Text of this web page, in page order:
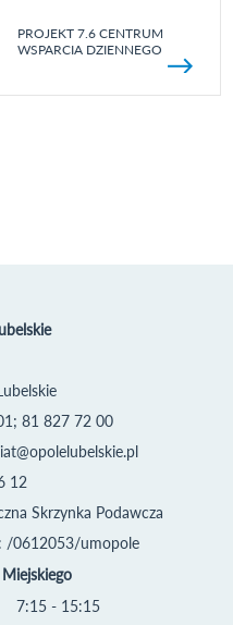
PROJEKT 7.6 CENTRUM
WSPARCIA DZIENNEGO
81 827 72 00
12
Skrzynka Podawcza
/0612053/umopole
7:15 - 15:15